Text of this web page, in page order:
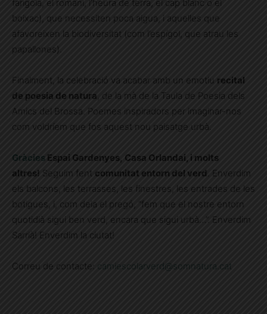
farigola, el romaní, l’heura de terra, el cap blanc o el
boixac), que necessiten poca aigua, i aquelles que
afavoreixen la biodiversitat (com l’espígol, que atrau les
papallones).
Finalment, la celebració va acabar amb un emotiu recital
de poesia de natura , de la mà de la Taula de Poesia dels
Amics del Brossa. Poemes inspiradors per imaginar-nos
com voldríem que fos aquest nou paisatge urbà.
Gràcies Espai Gardenyes, Casa Orlandai, i molts
altres! Seguim fent comunitat entorn del verd. Enverdim
els balcons, les terrasses, les finestres, les entrades de les
botigues, i, com deia el pregó, “fem que el nostre entorn
quotidià sigui ben verd, encara que sigui urbà…”. Enverdim
Sarrià! Enverdim la ciutat!
Correu de contacte: camiescolarverd@somnatura.cat